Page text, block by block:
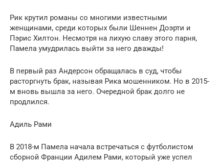
Рик крутил романы со многими известными
женщинами, среди которых были Шеннен Доэрти и
Пэрис Хилтон. Несмотря на лихую славу этого парня,
Памела умудрилась выйти за него дважды!
В первый раз Андерсон обращалась в суд, чтобы
расторгнуть брак, называя Рика мошенником. Но в 2015-
м вновь вышла за него. Очередной брак долго не
продлился.
Адиль Рами
В 2018-м Памела начала встречаться с футболистом
сборной Франции Адилем Рами, который уже успел